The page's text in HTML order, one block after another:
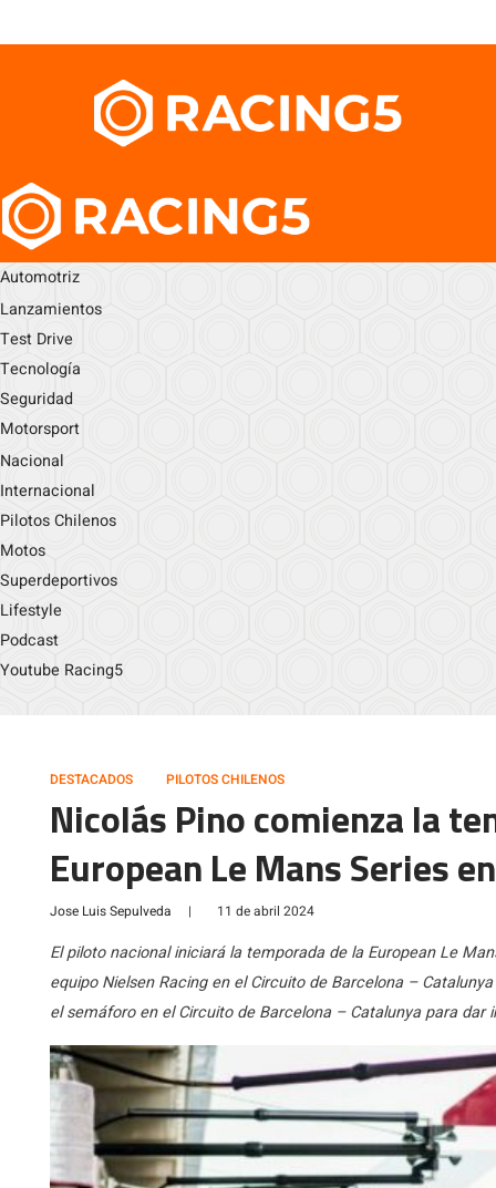
Automotriz
Lanzamientos
Test Drive
Tecnología
Seguridad
Motorsport
Nacional
Internacional
Pilotos Chilenos
Motos
Superdeportivos
Lifestyle
Podcast
Youtube Racing5
DESTACADOS PILOTOS CHILENOS
Nicolás Pino comienza la
European Le Mans Series
Jose Luis Sepulveda | 11 de abril 2024
El piloto nacional iniciará la temporada de la European Le
equipo Nielsen Racing en el Circuito de Barcelona –
el semáforo en el Circuito de Barcelona – Catalunya para dar